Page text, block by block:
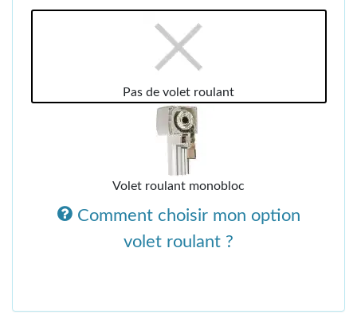
Pas de volet roulant
Volet roulant monobloc
Comment choisir mon option
volet roulant ?